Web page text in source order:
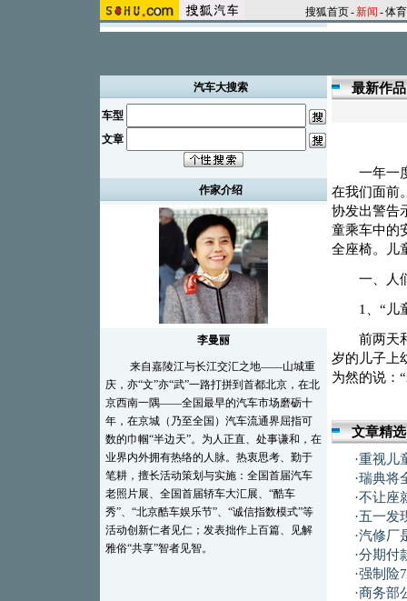
搜狐首页-新闻 -体育
汽车大搜索
车型
文章
作家介绍
李曼丽
来自嘉陵江与长江交汇之地——山城重
庆，亦“文”亦“武”一路打拼到首都北京，在北
京西南一隅——全国最早的汽车市场磨砺十
年，在京城（乃至全国）汽车流通界屈指可
数的巾帼“半边天”。为人正直、处事谦和，在
业界内外拥有热络的人脉。热衷思考、勤于
笔耕，擅长活动策划与实施：全国首届汽车
老照片展、全国首届轿车大汇展、“酷车
秀”、“北京酷车娱乐节”、“诚信指数模式”等
活动创新仁者见仁；发表拙作上百篇、见解
雅俗“共享”智者见智。
最新作品
一年一度
在我们面前
协发出警告
童乘车中的
全座椅。儿
一、人们
1、“儿童
前两天和
岁的儿子上
为然的说：
文章精选
·重视儿
·瑞典将
·不让座
·五一发
·汽修厂
·分期付
·强制险
·商务部